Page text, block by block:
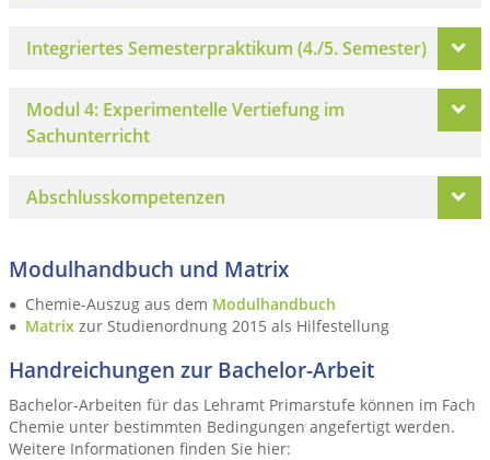
Integriertes Semesterpraktikum (4./5. Semester)
Modul 4: Experimentelle Vertiefung im
Sachunterricht
Abschlusskompetenzen
Modulhandbuch und Matrix
Chemie-Auszug aus dem Modulhandbuch
Matrix zur Studienordnung 2015 als Hilfestellung
Handreichungen zur Bachelor-Arbeit
Bachelor-Arbeiten für das Lehramt Primarstufe können im Fach
Chemie unter bestimmten Bedingungen angefertigt werden.
Weitere Informationen finden Sie hier: